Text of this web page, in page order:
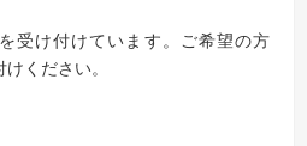
受け付けています。ご希望の方
ください。